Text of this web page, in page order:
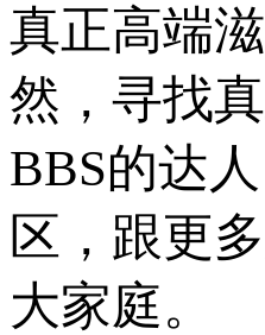
真正高端
然，寻找
BBS的达
区，跟更
大家庭。